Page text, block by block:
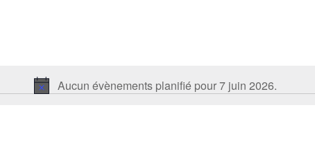
Notice
Aucun évènements planifié pour 7 juin 2026.